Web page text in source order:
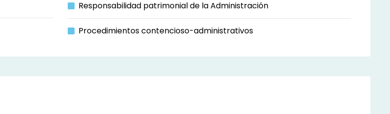
Responsabilidad patrimonial de la Administración
Procedimientos contencioso-administrativos